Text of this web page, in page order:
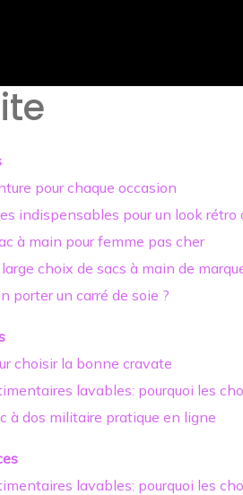
pour chaque occasion
indispensables pour un look rétro
à main pour femme pas cher
choix de sacs à main de
porter un carré de soie ?
choisir la bonne cravate
lavables: pourquoi les
à dos militaire pratique en ligne
lavables: pourquoi les